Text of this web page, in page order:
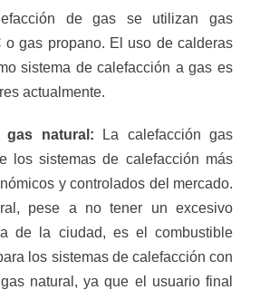
de gas se utilizan gas
o gas propano. El uso de calderas
sistema de calefacción a gas es
actualmente.
gas natural: La calefacción gas
los sistemas de calefacción más
y controlados del mercado.
pese a no tener un excesivo
de la ciudad, es el combustible
los sistemas de calefacción con
natural, ya que el usuario final